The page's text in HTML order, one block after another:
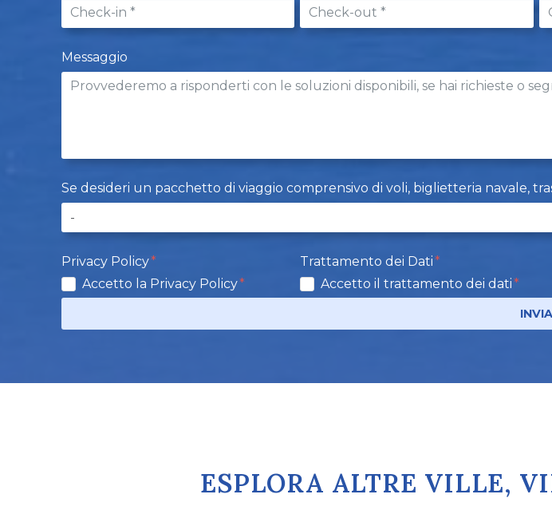
Messaggio
Se desideri un pacchetto di viaggio comprensivo di voli, biglietteria navale,
Privacy Policy
Accetto la Privacy Policy
Trattamento dei Dati
Accetto il trattamento dei dati
INVIA
ESPLORA ALTRE VILLE,